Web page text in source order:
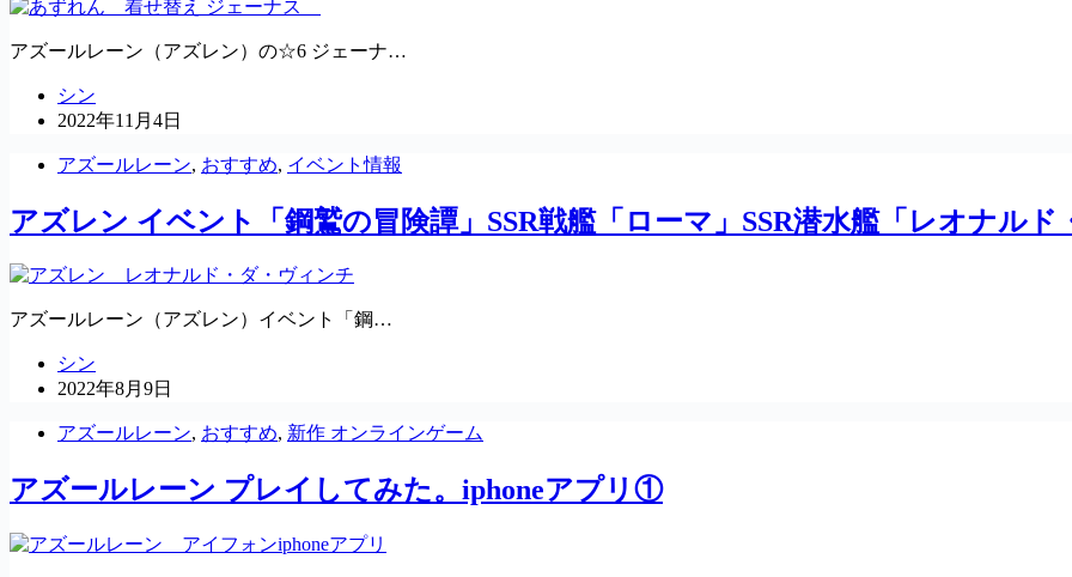
アズールレーン（アズレン）の☆6 ジェーナ…
シン
2022年11月4日
アズールレーン, おすすめ, イベント情報
アズレン イベント「鋼鷲の冒険譚」SSR戦艦「ローマ」SSR潜水艦「レオナルド
アズールレーン（アズレン）イベント「鋼…
シン
2022年8月9日
アズールレーン, おすすめ, 新作 オンラインゲーム
アズールレーン プレイしてみた。iphoneアプリ①